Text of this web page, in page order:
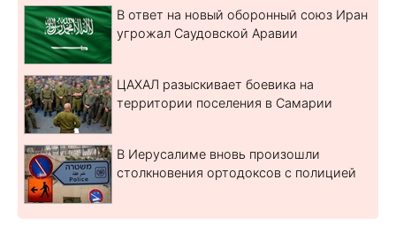
В ответ на новый оборонный союз Иран
угрожал Саудовской Аравии
ЦАХАЛ разыскивает боевика на
территории поселения в Самарии
В Иерусалиме вновь произошли
столкновения ортодоксов с полицией